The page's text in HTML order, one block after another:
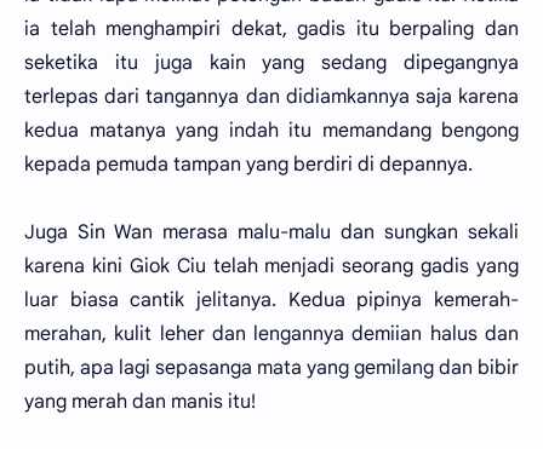
ia telah menghampiri dekat, gadis itu berpaling dan
seketika itu juga kain yang sedang dipegangnya
terlepas dari tangannya dan didiamkannya saja karena
kedua matanya yang indah itu memandang bengong
kepada pemuda tampan yang berdiri di depannya.
Juga Sin Wan merasa malu-malu dan sungkan sekali
karena kini Giok Ciu telah menjadi seorang gadis yang
luar biasa cantik jelitanya. Kedua pipinya kemerah-
merahan, kulit leher dan lengannya demiian halus dan
putih, apa lagi sepasanga mata yang gemilang dan bibir
yang merah dan manis itu!